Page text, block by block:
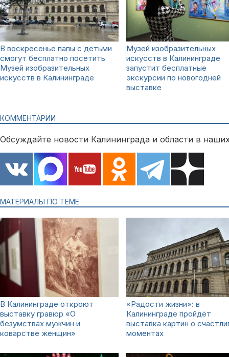
В воскресенье папы с детьми
смогут бесплатно посетить
Музей изобразительных
искусств в Калининграде
Музей изобразительных
искусств в Калининграде
запустит бесплатные
экскурсии по новогодней
выставке
КОММЕНТАРИИ
Обсуждайте новости Калининграда и области в
МАТЕРИАЛЫ ПО ТЕМЕ
В Калининграде откроют
выставку гравюр «О
безумствах мужчин и
коварстве женщин»
«Радости жизни»: в
Калининграде пройдёт
выставка картин о
моментах